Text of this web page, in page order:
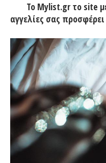
Το Mylist.gr το site
αγγελίες σας